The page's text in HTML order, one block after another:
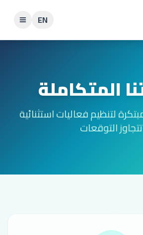
EN
المتكاملة
لتنظيم فعاليات استثنائية
تتجاوز التوقعات